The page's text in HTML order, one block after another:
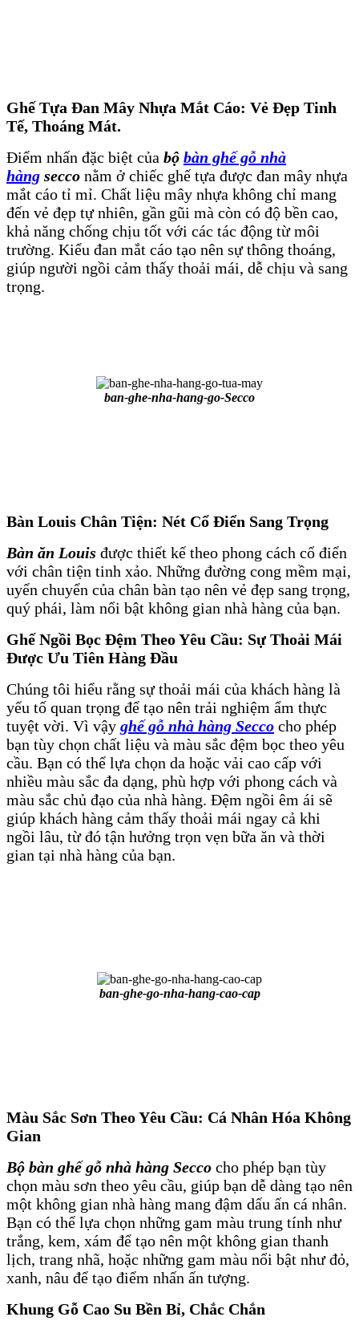
Ghế Tựa Đan Mây Nhựa Mắt Cáo: Vẻ Đẹp Tinh
Tế, Thoáng Mát.
Điểm nhấn đặc biệt của bộ bàn ghế gỗ nhà
hàng secco nằm ở chiếc ghế tựa được đan mây nhựa
mắt cáo tỉ mỉ. Chất liệu mây nhựa không chỉ mang
đến vẻ đẹp tự nhiên, gần gũi mà còn có độ bền cao,
khả năng chống chịu tốt với các tác động từ môi
trường. Kiểu đan mắt cáo tạo nên sự thông thoáng,
giúp người ngồi cảm thấy thoải mái, dễ chịu và sang
trọng.
ban-ghe-nha-hang-go-Secco
Bàn Louis Chân Tiện: Nét Cổ Điển Sang Trọng
Bàn ăn Louis được thiết kế theo phong cách cổ điển
với chân tiện tinh xảo. Những đường cong mềm mại,
uyển chuyển của chân bàn tạo nên vẻ đẹp sang trọng,
quý phái, làm nổi bật không gian nhà hàng của bạn.
Ghế Ngồi Bọc Đệm Theo Yêu Cầu: Sự Thoải Mái
Được Ưu Tiên Hàng Đầu
Chúng tôi hiểu rằng sự thoải mái của khách hàng là
yếu tố quan trọng để tạo nên trải nghiệm ẩm thực
tuyệt vời. Vì vậy ghế gỗ nhà hàng Secco cho phép
bạn tùy chọn chất liệu và màu sắc đệm bọc theo yêu
cầu. Bạn có thể lựa chọn da hoặc vải cao cấp với
nhiều màu sắc đa dạng, phù hợp với phong cách và
màu sắc chủ đạo của nhà hàng. Đệm ngồi êm ái sẽ
giúp khách hàng cảm thấy thoải mái ngay cả khi
ngồi lâu, từ đó tận hưởng trọn vẹn bữa ăn và thời
gian tại nhà hàng của bạn.
ban-ghe-go-nha-hang-cao-cap
Màu Sắc Sơn Theo Yêu Cầu: Cá Nhân Hóa Không
Gian
Bộ bàn ghế gỗ nhà hàng Secco cho phép bạn tùy
chọn màu sơn theo yêu cầu, giúp bạn dễ dàng tạo nên
một không gian nhà hàng mang đậm dấu ấn cá nhân.
Bạn có thể lựa chọn những gam màu trung tính như
trắng, kem, xám để tạo nên một không gian thanh
lịch, trang nhã, hoặc những gam màu nổi bật như đỏ,
xanh, nâu để tạo điểm nhấn ấn tượng.
Khung Gỗ Cao Su Bền Bỉ, Chắc Chắn